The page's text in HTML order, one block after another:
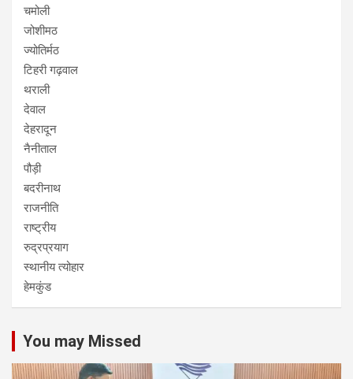
चमोली
जोशीमठ
ज्योतिर्मठ
टिहरी गढ़वाल
थराली
देवाल
देहरादून
नैनीताल
पौड़ी
बदरीनाथ
राजनीति
राष्ट्रीय
रुद्रप्रयाग
स्थानीय त्योहार
हेमकुंड
You may Missed